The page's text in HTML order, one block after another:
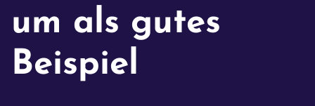
um als gutes
Beispiel